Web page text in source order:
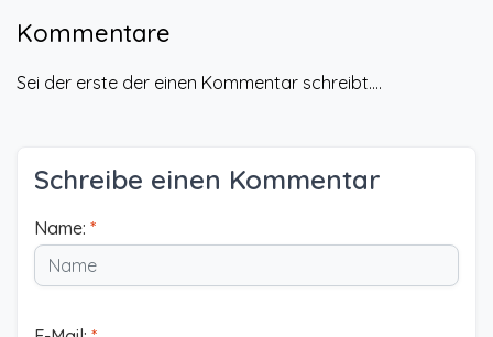
Kommentare
Sei der erste der einen Kommentar schreibt....
Schreibe einen Kommentar
Name: *